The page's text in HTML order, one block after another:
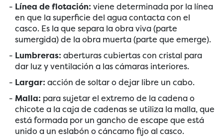
Línea de flotación: viene determinada por la línea
en que la superficie del agua contacta con el
casco. Es la que separa la obra viva (parte
sumergida) de la obra muerta (parte que emerge).
Lumbreras: aberturas cubiertas con cristal para
dar luz y ventilación a las cámaras interiores.
Largar: acción de soltar o dejar libre un cabo.
Malla: para sujetar el extremo de la cadena o
chicote a la caja de cadenas se utiliza la malla, que
está formada por un gancho de escape que está
unido a un eslabón o cáncamo fijo al casco.